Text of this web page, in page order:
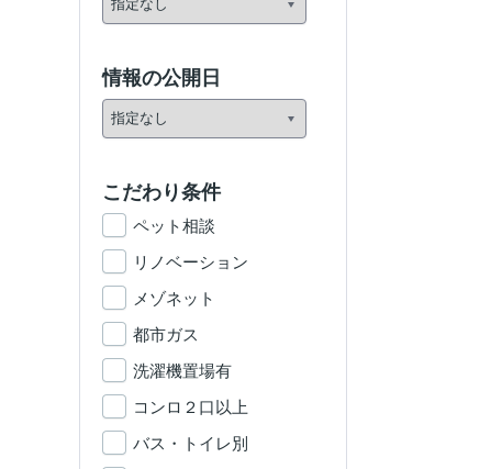
情報の公開日
こだわり条件
ペット相談
リノベーション
メゾネット
都市ガス
洗濯機置場有
コンロ２口以上
バス・トイレ別